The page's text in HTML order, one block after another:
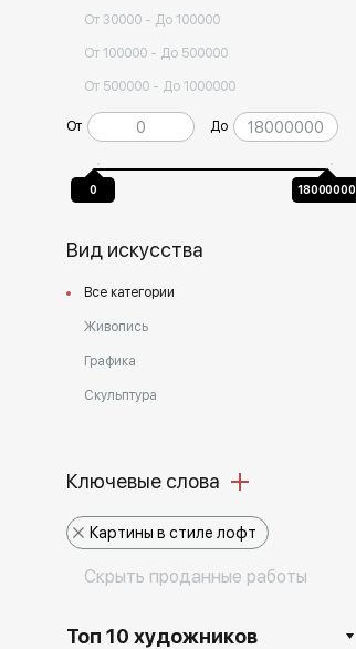
От 30000 - До 100000
От 100000 - До 500000
От 500000 - До 1000000
От До
0 18000000
Вид искусства
Все категории
Живопись
Графика
Скульптура
Ключевые слова
Картины в стиле лофт
Cкрыть проданные работы
Топ 10 художников